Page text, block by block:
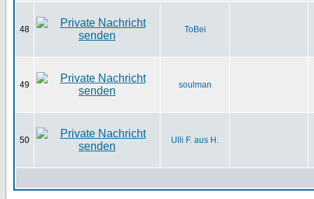
48 ToBei
49 soulman
50 Ulli F. aus H.